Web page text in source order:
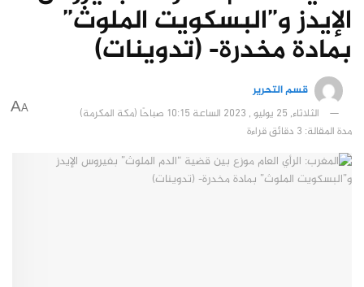
الإيدز و”البسكويت الملوث”
بمادة مخدرة- (تدوينات)
قسم التحرير
الثلاثاء, 25 يوليو , 2023 الساعة 10:15 صباحًا (مكة المكرمة)
مدة المقالة: 3 دقائق قراءة
A
A